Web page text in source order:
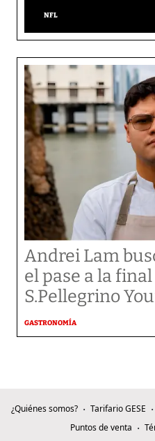
NFL
Andrei Lam
el pase a la
S.Pellegrino
GASTRONOMÍA
¿Quiénes somos? Tarifario GESE
Puntos de venta